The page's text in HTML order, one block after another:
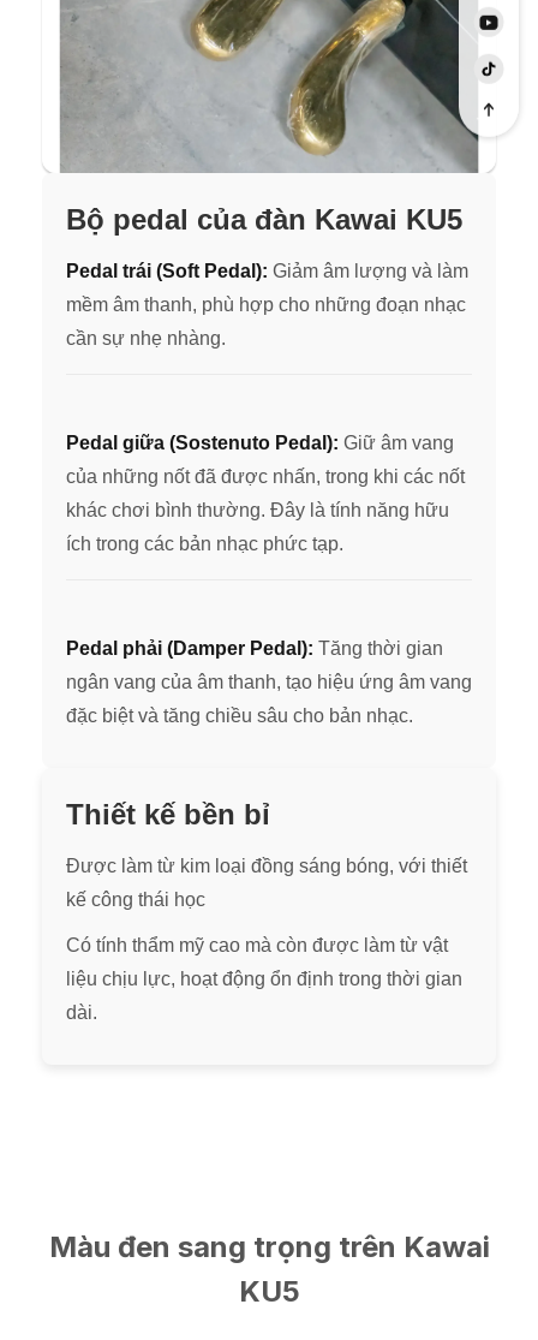
Bộ pedal của đàn Kawai KU5
Pedal trái (Soft Pedal): Giảm âm lượng và làm
mềm âm thanh, phù hợp cho những đoạn nhạc
cần sự nhẹ nhàng.
Pedal giữa (Sostenuto Pedal): Giữ âm vang
của những nốt đã được nhấn, trong khi các nốt
khác chơi bình thường. Đây là tính năng hữu
ích trong các bản nhạc phức tạp.
Pedal phải (Damper Pedal): Tăng thời gian
ngân vang của âm thanh, tạo hiệu ứng âm vang
đặc biệt và tăng chiều sâu cho bản nhạc.
Thiết kế bền bỉ
Được làm từ kim loại đồng sáng bóng, với thiết
kế công thái học
Có tính thẩm mỹ cao mà còn được làm từ vật
liệu chịu lực, hoạt động ổn định trong thời gian
dài.
Màu đen sang trọng trên Kawai
KU5